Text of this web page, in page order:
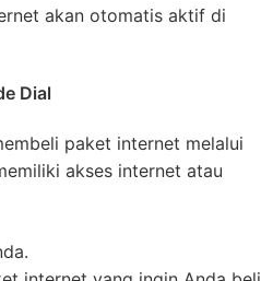
akan otomatis aktif di
Dial
paket internet melalui
akses internet atau